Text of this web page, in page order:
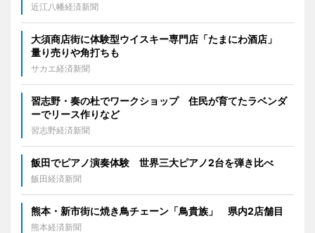
近江八幡経済新聞
大須商店街に体験型ウイスキー専門店「たまにわ酒店」
量り売りや角打ちも
サカエ経済新聞
習志野・奏の杜でワークショップ 住民が育てたラベンダ
ーでリース作りなど
習志野経済新聞
飯田でピアノ演奏体験 世界三大ピアノ2台を弾き比べ
飯田経済新聞
熊本・新市街に焼き鳥チェーン「鳥貴族」 県内2店舗目
熊本経済新聞